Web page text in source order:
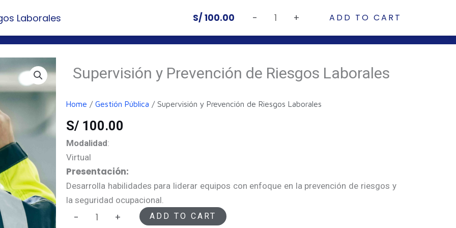
Nosotros Certificados Aula Virtual
Supervisión y Prevención de Riesgos Laborales
Home /Gestión Pública / Supervisión y Prevención de Riesgos Laborales
S/ 100.00
Modalidad:
Virtual
Presentación:
Desarrolla habilidades para liderar equipos con enfoque en la prevención de riesgos y
la seguridad ocupacional.
-
Supervisión + ADD TO CART
Laborales S/ 100.00 -
Prevención
Laborales
+ ADD TO CART